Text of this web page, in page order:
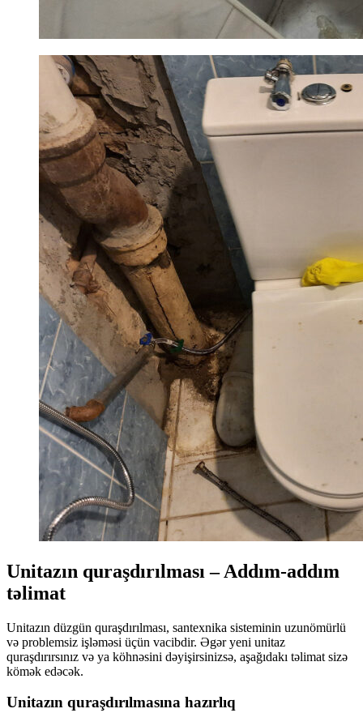
Unitazın quraşdırılması – Addım-addım
təlimat
Unitazın düzgün quraşdırılması, santexnika sisteminin uzunömürlü
və problemsiz işləməsi üçün vacibdir. Əgər yeni unitaz
quraşdırırsınız və ya köhnəsini dəyişirsinizsə, aşağıdakı təlimat sizə
kömək edəcək.
Unitazın quraşdırılmasına hazırlıq